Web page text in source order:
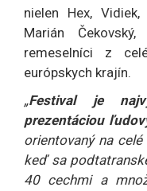
nielen Hex,
Marián
remeselníci z
európskych krajín.
„Festival je
prezentáciou
orientovaný na
keď sa
40 cechmi a